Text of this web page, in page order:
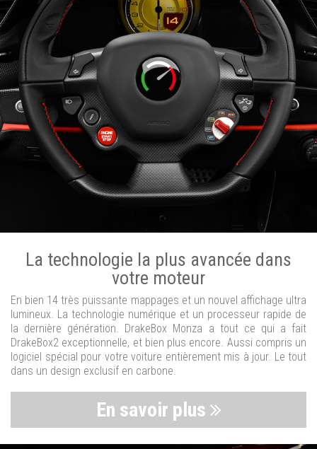
La technologie la plus avancée dans
votre moteur
En bien 14 très puissante mappages et un nouvel affichage ultra
lumineux. La technologie numérique et un processeur rapide de
la dernière génération. DrakeBox Monza a tout ce qui a fait
DrakeBox2 exceptionnelle, et bien plus encore. Aussi compris un
logiciel spécial pour votre voiture entièrement mis à jour. Le tout
dans un design exclusif en carbone.
En savoir plus